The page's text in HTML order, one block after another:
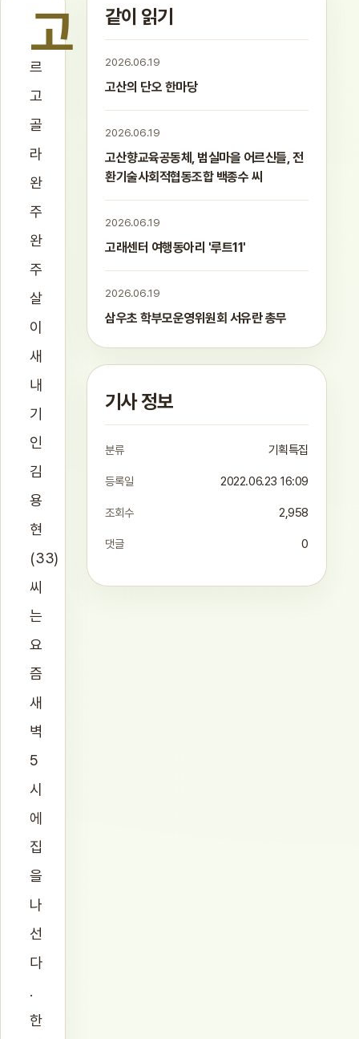
고
르
고
골
라
완
주
완
주
살
이
새
내
기
인
김
용
현
(33)
씨
는
요
즘
새
벽
5
시
에
집
을
나
선
다
.
한
같이 읽기
2026.06.19
고산의 단오 한마당
2026.06.19
고산향교육공동체, 범실마을 어르신들, 전
환기술사회적협동조합 백종수 씨
2026.06.19
고래센터 여행동아리 '루트11'
2026.06.19
삼우초 학부모운영위원회 서유란 총무
기사 정보
분류 기획특집
등록일 2022.06.23 16:09
조회수 2,958
댓글 0